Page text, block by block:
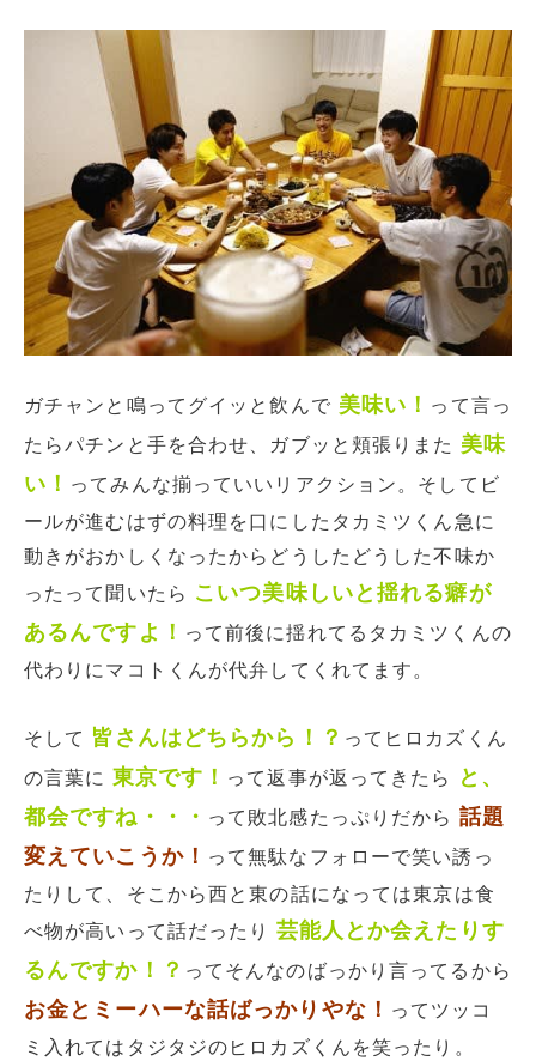
ガチャンと鳴ってグイッと飲んで 美味い！ って言っ
たらパチンと手を合わせ、ガブッと頬張りまた 美味
い！ ってみんな揃っていいリアクション。そしてビ
ールが進むはずの料理を口にしたタカミツくん急に
動きがおかしくなったからどうしたどうした不味か
ったって聞いたら こいつ美味しいと揺れる癖が
あるんですよ！ って前後に揺れてるタカミツくんの
代わりにマコトくんが代弁してくれてます。
そして 皆さんはどちらから！？ ってヒロカズくん
の言葉に 東京です！ って返事が返ってきたら
と、
都会ですね・・・ って敗北感たっぷりだから 話題
変えていこうか！ って無駄なフォローで笑い誘っ
たりして、そこから西と東の話になっては東京は食
べ物が高いって話だったり 芸能人とか会えたりす
るんですか！？ ってそんなのばっかり言ってるから
お金とミーハーな話ばっかりやな！ ってツッコ
ミ入れてはタジタジのヒロカズくんを笑ったり。